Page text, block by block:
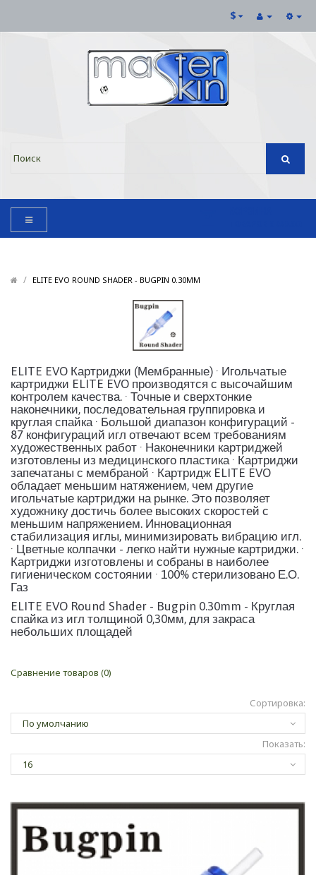
$
/ ELITE EVO ROUND SHADER - BUGPIN 0.30MM
ELITE EVO Картриджи (Мембранные) · Игольчатые
картриджи ELITE EVO производятся с высочайшим
контролем качества. · Точные и сверхтонкие
наконечники, последовательная группировка и
круглая спайка · Большой диапазон конфигураций -
87 конфигураций игл отвечают всем требованиям
художественных работ · Наконечники картриджей
изготовлены из медицинского пластика · Картриджи
запечатаны с мембраной · Картридж ELITE EVO
обладает меньшим натяжением, чем другие
игольчатые картриджи на рынке. Это позволяет
художнику достичь более высоких скоростей с
меньшим напряжением. Инновационная
стабилизация иглы, минимизировать вибрацию игл.
· Цветные колпачки - легко найти нужные картриджи. ·
Картриджи изготовлены и собраны в наиболее
гигиеническом состоянии · 100% стерилизовано Е.О.
Газ
ELITE EVO Round Shader - Bugpin 0.30mm - Круглая
спайка из игл толщиной 0,30мм, для закраса
небольших площадей
Сравнение товаров (0)
Сортировка:
Показать: